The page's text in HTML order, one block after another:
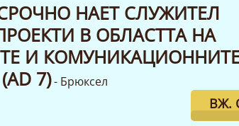
СРОЧНО НАЕТ СЛУЖИТЕЛ
В ОБЛАСТТА НА
И
7)- Брюксел
ВЖ.